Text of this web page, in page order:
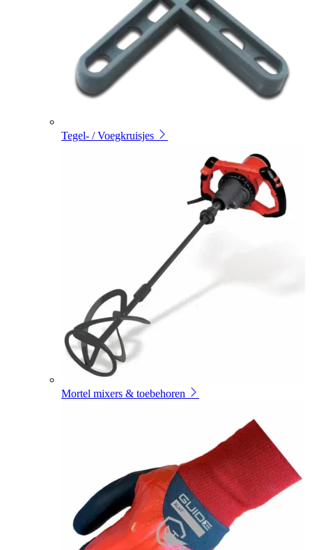
Tegel- / Voegkruisjes
Mortel mixers & toebehoren